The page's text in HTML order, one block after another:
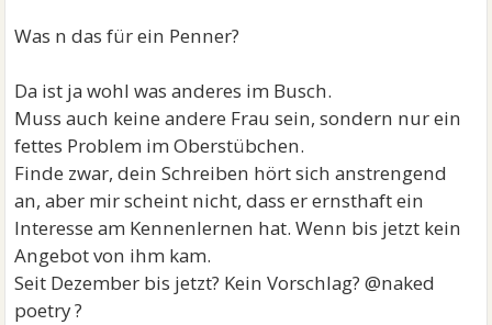
Was n das für ein Penner?
Da ist ja wohl was anderes im Busch.
Muss auch keine andere Frau sein, sondern nur ein
fettes Problem im Oberstübchen.
Finde zwar, dein Schreiben hört sich anstrengend
an, aber mir scheint nicht, dass er ernsthaft ein
Interesse am Kennenlernen hat. Wenn bis jetzt kein
Angebot von ihm kam.
Seit Dezember bis jetzt? Kein Vorschlag? @naked
poetry ?